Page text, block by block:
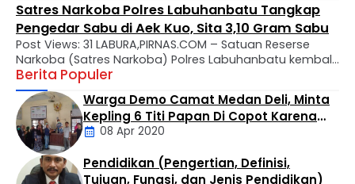
Satres Narkoba Polres Labuhanbatu Tangkap
Pengedar Sabu di Aek Kuo, Sita 3,10 Gram Sabu
Post Views: 31 LABURA,PIRNAS.COM – Satuan Reserse
Narkoba (Satres Narkoba) Polres Labuhanbatu kembali
mengungkap kasus peredaran narkotika jenis sabu di
wilayah hukumnya. Seorang pria berinisial MTS alias
Tebe (34) berhasil diamankan dalam operasi yang
digelar di Kelurahan Bandar Selamat, Kecamatan Aek
Kuo, Kabupaten Labuhanbatu Utara, Selasa (4/8/2026)
sekitar pukul 14.30 WIB. Penangkapan dilakukan oleh Tim
…
Berita Populer
Daerah
Warga Demo Camat Medan Deli, Minta
Kepling 6 Titi Papan Di Copot Karena
Tak Perduli Sama Warganya
08 Apr 2020
Pendidikan (Pengertian, Definisi,
Tujuan, Fungsi, dan Jenis Pendidikan)